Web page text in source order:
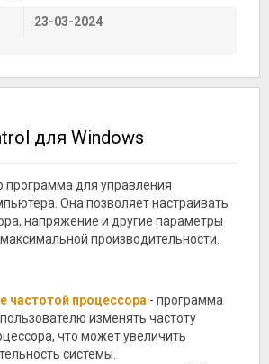
23-03-2024
для Windows
программа для управления
Она позволяет настраивать
напряжение и другие параметры
производительности.
частотой процессора - программа
изменять частоту
что может увеличить
системы.